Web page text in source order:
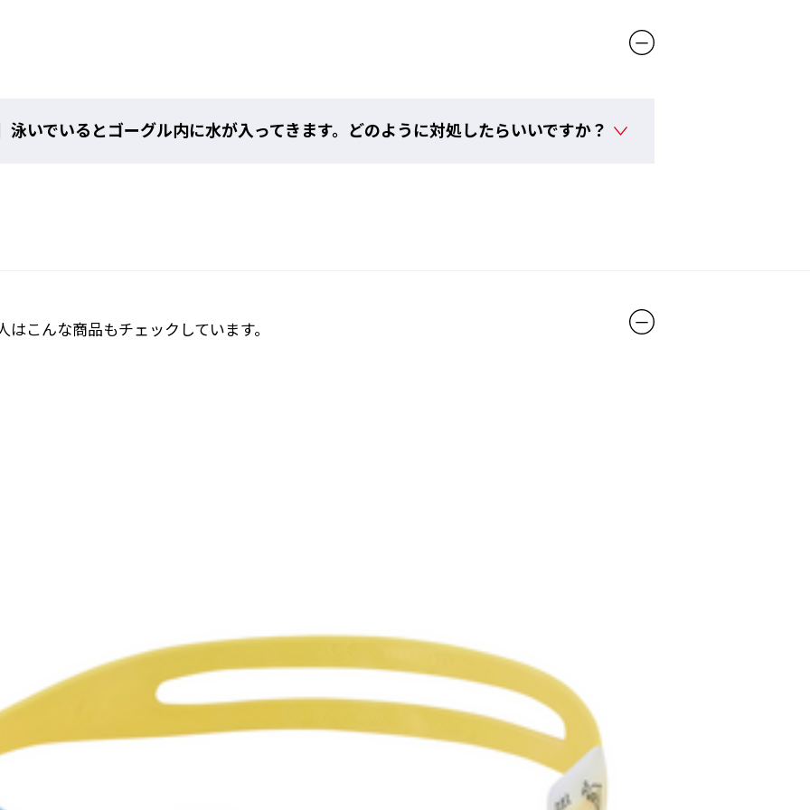
ート 抗菌クッション
抗菌クッションは細菌の増殖を抑えることが出来ます。
泳いでいるとゴーグル内に水が入ってきます。どのように対処したらいいですか？
はこんな商品もチェックしています。